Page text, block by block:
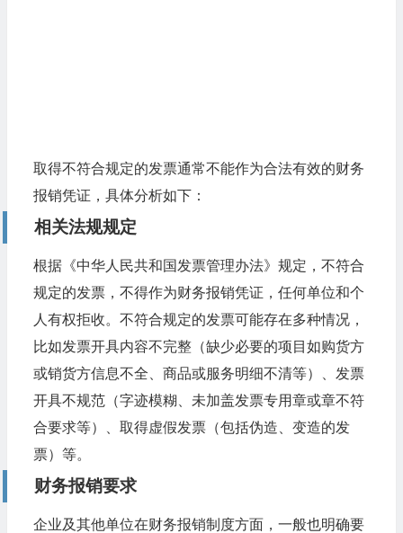
取得不符合规定的发票通常不能作为合法有效的财务
报销凭证，具体分析如下：
相关法规规定
根据《中华人民共和国发票管理办法》规定，不符合
规定的发票，不得作为财务报销凭证，任何单位和个
人有权拒收。不符合规定的发票可能存在多种情况，
比如发票开具内容不完整（缺少必要的项目如购货方
或销货方信息不全、商品或服务明细不清等）、发票
开具不规范（字迹模糊、未加盖发票专用章或章不符
合要求等）、取得虚假发票（包括伪造、变造的发
票）等。
财务报销要求
企业及其他单位在财务报销制度方面，一般也明确要